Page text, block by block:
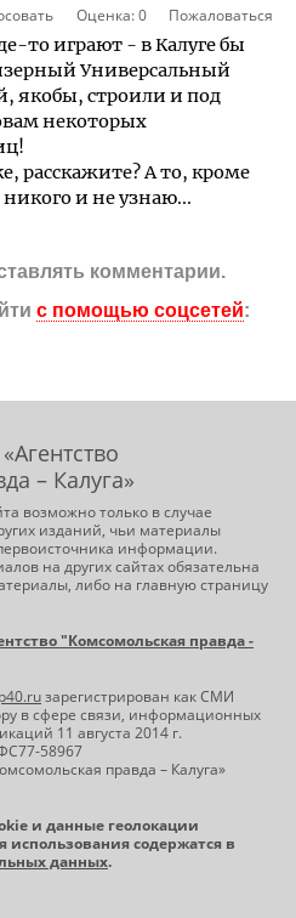
Оценка:0 Пожаловаться
то играют - в Калуге бы
Универсальный
якобы, строили и под
некоторых
расскажите? А то, кроме
никого и не узнаю...
комментарии.
с помощью соцсетей:
– Калуга»
возможно только в случае
изданий, чьи материалы
информации.
на других сайтах обязательна
либо на главную страницу
"Комсомольская правда -
зарегистрирован как СМИ
в сфере связи, информационных
11 августа 2014 г.
58967
правда – Калуга»
и данные геолокации
использования содержатся в
данных.